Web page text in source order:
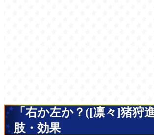
「右か左か？([凛々]猪狩
肢・効果